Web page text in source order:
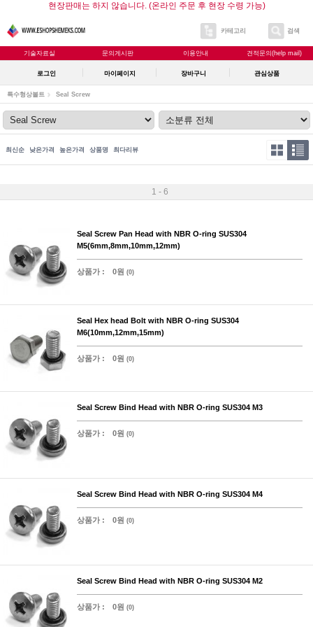
현장판매는 하지 않습니다. (온라인 주문 후 현장 수령 가능)
카테고리 검색
기술자료실 문의게시판 이용안내 견적문의(help mail)
로그인 마이페이지 장바구니 관심상품
특수형상볼트 Seal Screw
최신순 낮은가격 높은가격 상품명 최다리뷰
1 - 6
Seal Screw Pan Head with NBR O-ring SUS304
M5(6mm,8mm,10mm,12mm)
상품가 : 0원 (0)
Seal Hex head Bolt with NBR O-ring SUS304
M6(10mm,12mm,15mm)
상품가 : 0원 (0)
Seal Screw Bind Head with NBR O-ring SUS304 M3
상품가 : 0원 (0)
Seal Screw Bind Head with NBR O-ring SUS304 M4
상품가 : 0원 (0)
Seal Screw Bind Head with NBR O-ring SUS304 M2
상품가 : 0원 (0)